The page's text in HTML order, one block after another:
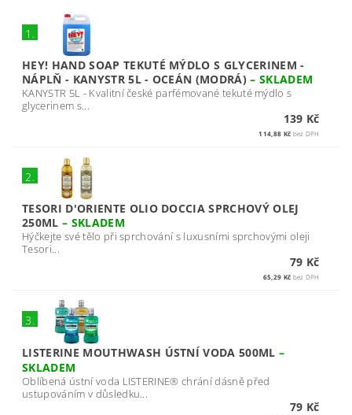
1.
HEY! HAND SOAP TEKUTÉ MÝDLO S GLYCERINEM -
NÁPLŇ - KANYSTR 5L - OCEÁN (MODRÁ)– SKLADEM
KANYSTR 5L - Kvalitní české parfémované tekuté mýdlo s
glycerinem s...
139 Kč
114,88 Kč bez DPH
2.
TESORI D'ORIENTE OLIO DOCCIA SPRCHOVÝ OLEJ
250ML– SKLADEM
Hýčkejte své tělo při sprchování s luxusními sprchovými oleji
Tesori...
79 Kč
65,29 Kč bez DPH
3.
LISTERINE MOUTHWASH ÚSTNÍ VODA 500ML –
SKLADEM
Oblíbená ústní voda LISTERINE® chrání dásně před
ustupováním v důsledku...
79 Kč